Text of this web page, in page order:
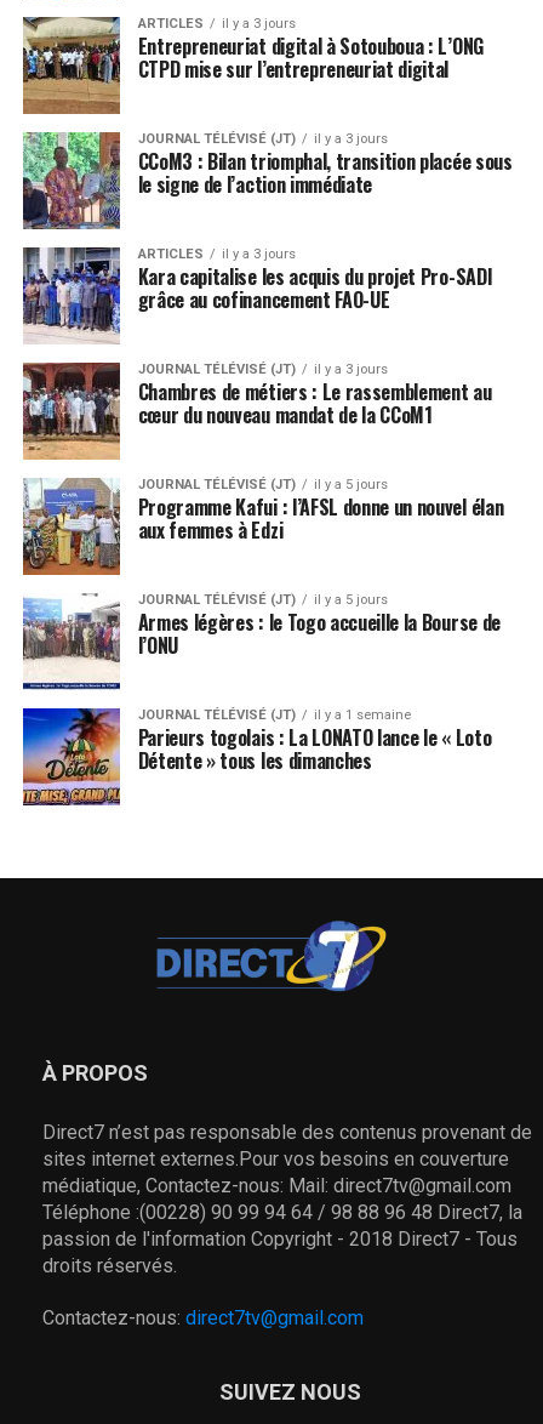
ARTICLES il y a 3 jours
Entrepreneuriat digital à Sotouboua : L’ONG
CTPD mise sur l’entrepreneuriat digital
JOURNAL TÉLÉVISÉ (JT) il y a 3 jours
CCoM3 : Bilan triomphal, transition placée sous
le signe de l’action immédiate
ARTICLES il y a 3 jours
Kara capitalise les acquis du projet Pro-SADI
grâce au cofinancement FAO-UE
JOURNAL TÉLÉVISÉ (JT) il y a 3 jours
Chambres de métiers : Le rassemblement au
cœur du nouveau mandat de la CCoM1
JOURNAL TÉLÉVISÉ (JT) il y a 5 jours
Programme Kafui : l’AFSL donne un nouvel élan
aux femmes à Edzi
JOURNAL TÉLÉVISÉ (JT) il y a 5 jours
Armes légères : le Togo accueille la Bourse de
l’ONU
JOURNAL TÉLÉVISÉ (JT) il y a 1 semaine
Parieurs togolais : La LONATO lance le « Loto
Détente » tous les dimanches
À PROPOS
Direct7 n’est pas responsable des contenus provenant de
sites internet externes.Pour vos besoins en couverture
médiatique, Contactez-nous: Mail: direct7tv@gmail.com
Téléphone :(00228) 90 99 94 64 / 98 88 96 48 Direct7, la
passion de l'information Copyright - 2018 Direct7 - Tous
droits réservés.
Contactez-nous: direct7tv@gmail.com
SUIVEZ NOUS